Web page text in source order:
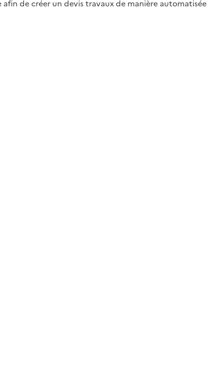
de créer un devis travaux de manière automatisée